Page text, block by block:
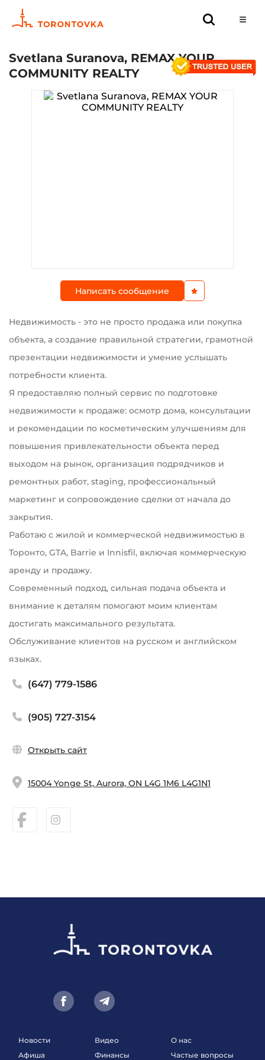
Svetlana Suranova, REMAX YOUR
COMMUNITY REALTY
Написать сообщение
Недвижимость - это не просто продажа или покупка
объекта, а создание правильной стратегии, грамотной
презентации недвижимости и умение услышать
потребности клиента.
Я предоставляю полный сервис по подготовке
недвижимости к продаже: осмотр дома, консультации
и рекомендации по косметическим улучшениям для
повышения привлекательности объекта перед
выходом на рынок, организация подрядчиков и
ремонтных работ, staging, профессиональный
маркетинг и сопровождение сделки от начала до
закрытия.
Работаю с жилой и коммерческой недвижимостью в
Торонто, GTA, Barrie и Innisfil, включая коммерческую
аренду и продажу.
Современный подход, сильная подача объекта и
внимание к деталям помогают моим клиентам
достигать максимального результата.
Обслуживание клиентов на русском и английском
языках.
(647) 779-1586
(905) 727-3154
Открыть сайт
15004 Yonge St, Aurora, ON L4G 1M6 L4G1N1
Новости
Афиша
Видео
Финансы
О нас
Частые вопросы